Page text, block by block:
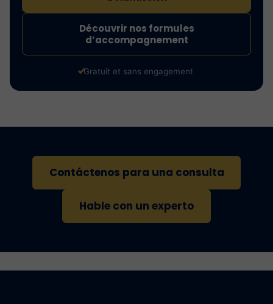
Découvrir nos formules
d’accompagnement
Gratuit et sans engagement
Contáctenos para una consulta
Hable con un experto